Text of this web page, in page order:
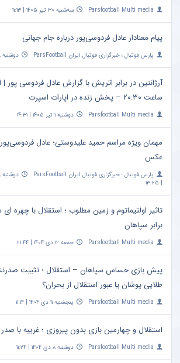
Parsfootball Multi media سه‌شنبه ۳۰ تیر ۱۴۰۵ | ۱۱:۱۳
پیام معنادار عادل فردوسی‌پور درباره جام جهانی
پارس فوتبال ؛ خبرگزاری فوتبال ایران ParsFootball دوشنبه ۸ تیر ۱۴۰۵ | ۱۰:۰۹
آرژانتین در برابر اتریش با گزارش عادل فردوسی
ساعت ۲۰:۳۰ – پخش زنده در اپارات اسپرت
Parsfootball Multi media دوشنبه ۱ تیر ۱۴۰۵ | ۱۴:۳۱
مهمان ویژه مراسم حمید علیدوستی؛ عادل
عکس
پارس فوتبال ؛ خبرگزاری فوتبال ایران ParsFootball
| ۱۳:۲۵
تاثیر اولتیماتوم و زمین مطلوب ؛ استقلال با چهره ای
برابر سپاهان
Parsfootball Multi media جمعه ۱۲ دی ۱۴۰۴ | ۲۱:۴۴
پیش بازی حساس سپاهان – استقلال ؛ تثبیت
طلایی پوشان یا عبور استقلال از بحران؟
Parsfootball Multi media پنجشنبه ۱۱ دی ۱۴۰۴ | ۱۱:۱۴
استقلال و چهارمین بازی بدون پیروزی ؛ غریبه با صدر
Parsfootball Multi media دوشنبه ۸ دی ۱۴۰۴ | ۱۱:۲۴